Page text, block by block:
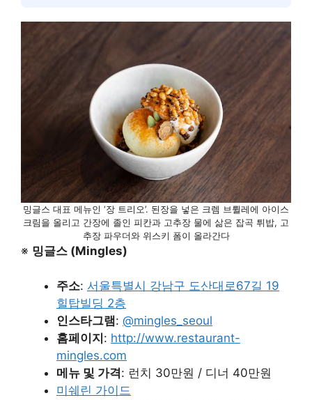
밍글스 대표 메뉴인 ‘장 트리오’. 된장을 넣은 크렘 브륄레에 아이스
크림을 올리고 간장에 졸인 피칸과 고추장 물에 삶은 잡곡 튀밥, 고
추장 파우더와 위스키 폼이 올라간다
※ 밍글스 (Mingles)
주소: 서울특별시 강남구 도산대로67길 19
힐탑빌딩 2층
인스타그램: @mingles_seoul
홈페이지 : http://www.restaurant-
mingles.com
메뉴 및 가격: 런치 30만원 / 디너 40만원
미쉐린 가이드